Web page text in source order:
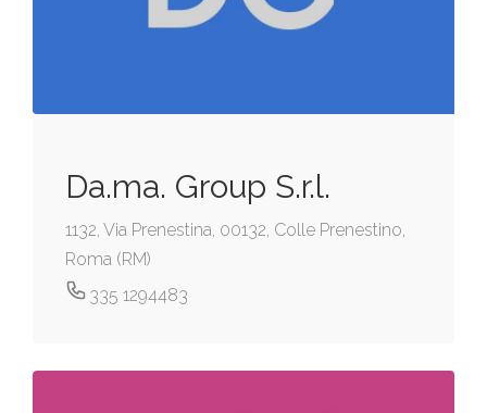
Da.ma. Group S.r.l.
1132, Via Prenestina, 00132, Colle Prenestino,
Roma (RM)
335 1294483